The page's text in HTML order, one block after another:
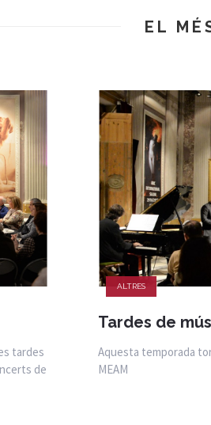
EL
tardes
de
ALTRES
Tardes de
Aquesta temporada
MEAM